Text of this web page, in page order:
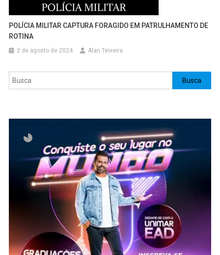
POLÍCIA MILITAR CAPTURA FORAGIDO EM PATRULHAMENTO DE
ROTINA
2 de agosto de 2024 Alan Teixeira
Pesquisar Busca